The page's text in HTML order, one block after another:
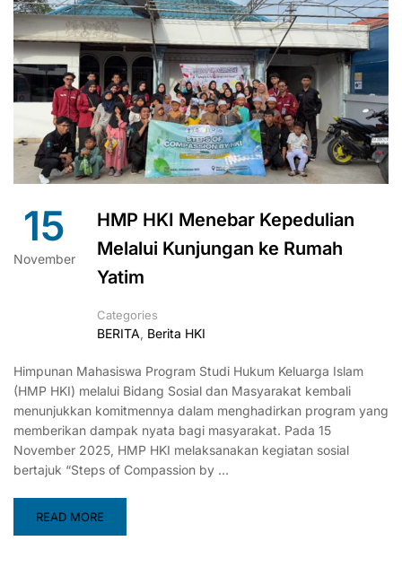
15
November
HMP HKI Menebar Kepedulian
Melalui Kunjungan ke Rumah
Yatim
Categories
BERITA, Berita HKI
Himpunan Mahasiswa Program Studi Hukum Keluarga Islam
(HMP HKI) melalui Bidang Sosial dan Masyarakat kembali
menunjukkan komitmennya dalam menghadirkan program yang
memberikan dampak nyata bagi masyarakat. Pada 15
November 2025, HMP HKI melaksanakan kegiatan sosial
bertajuk “Steps of Compassion by …
READ MORE